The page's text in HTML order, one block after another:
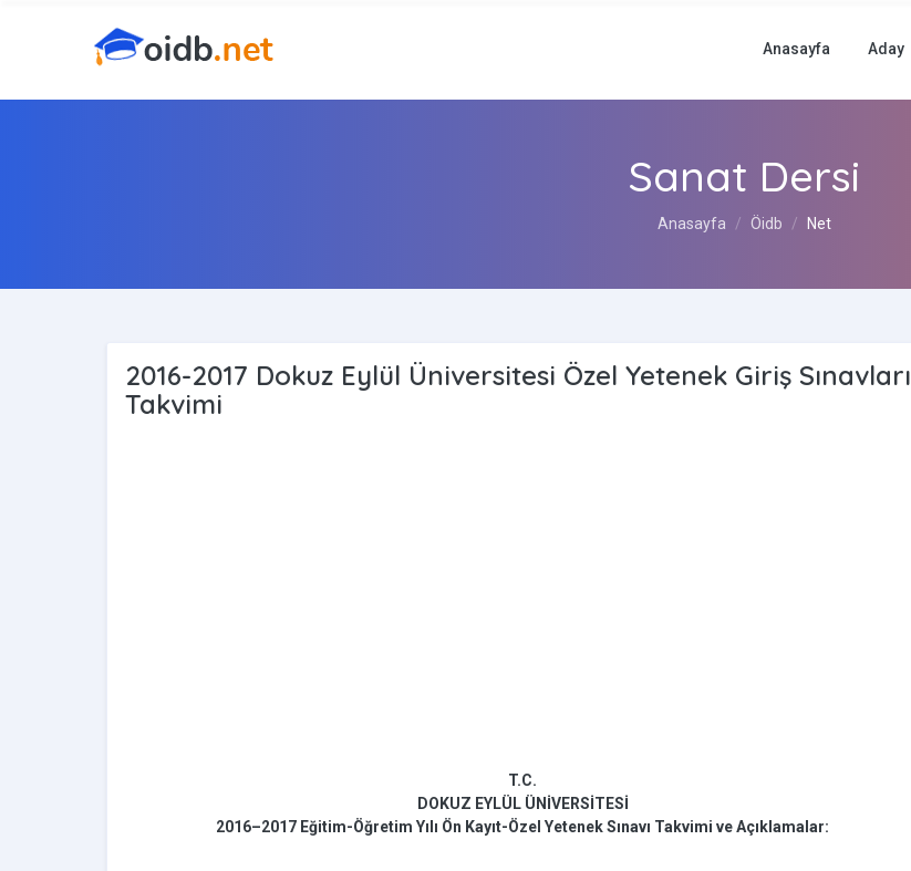
Anasayfa Aday
Sanat Dersi
Anasayfa Öidb Net
2016-2017 Dokuz Eylül Üniversitesi Özel Yetenek Giriş Sınavları
Takvimi
T.C.
DOKUZ EYLÜL ÜNİVERSİTESİ
2016–2017 Eğitim-Öğretim Yılı Ön Kayıt-Özel Yetenek Sınavı Takvimi ve Açıklamalar: